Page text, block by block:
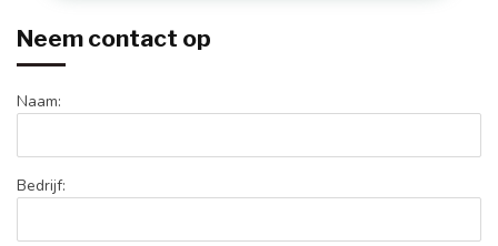
Neem contact op
Naam:
Bedrijf: